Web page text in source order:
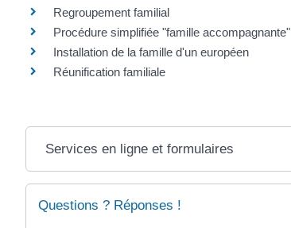
Regroupement familial
Procédure simplifiée "famille accompagnante"
Installation de la famille d'un européen
Réunification familiale
Services en ligne et formulaires
Questions ? Réponses !